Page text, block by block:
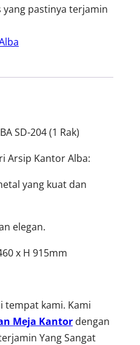
pastinya terjamin
SD-204 (1 Rak)
Arsip Kantor Alba:
yang kuat dan
elegan.
x H 915mm
tempat kami. Kami
Meja Kantor dengan
Yang Sangat